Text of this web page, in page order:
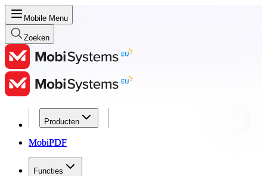
Mobile Menu
Zoeken
Producten
MobiPDF
Functies
Producten
MobiPDF
Functies